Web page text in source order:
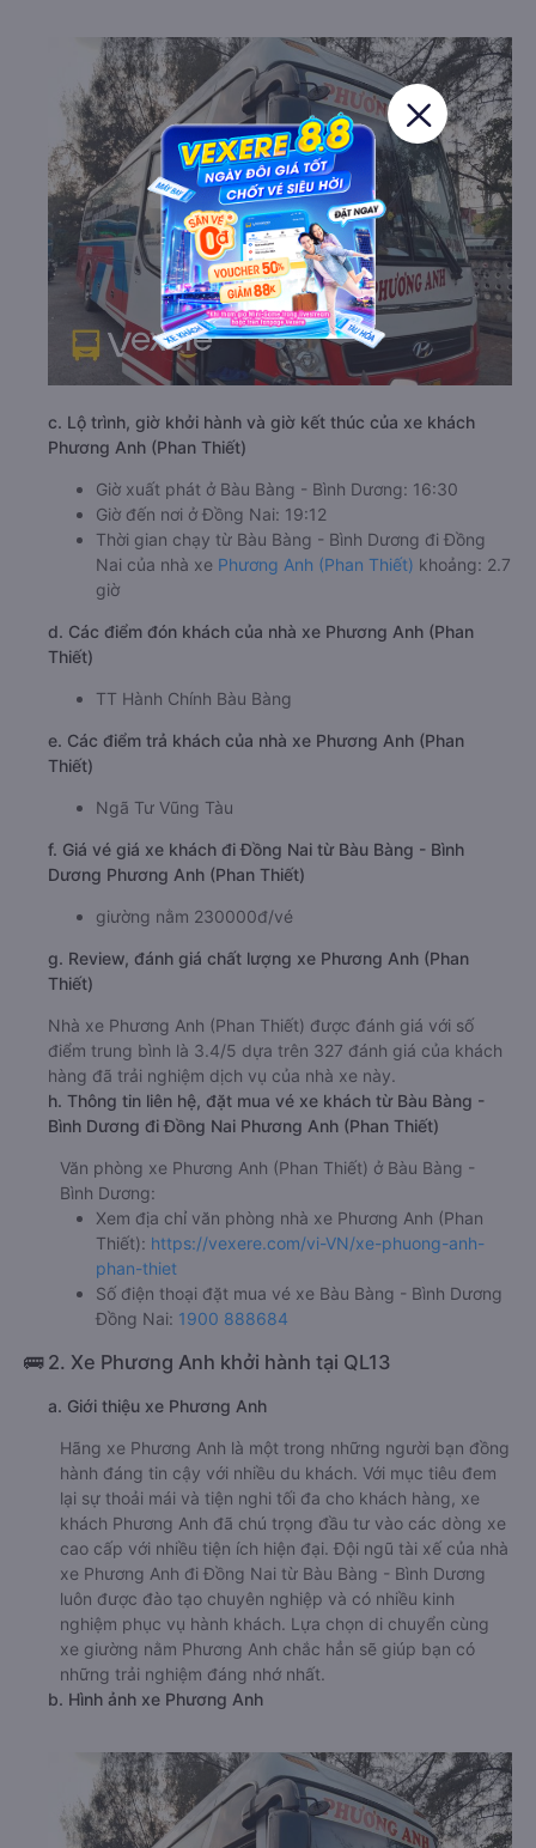
c. Lộ trình, giờ khởi hành và giờ kết thúc của xe khách
Phương Anh (Phan Thiết)
Giờ xuất phát ở Bàu Bàng - Bình Dương: 16:30
Giờ đến nơi ở Đồng Nai: 19:12
Thời gian chạy từ Bàu Bàng - Bình Dương đi Đồng
Nai của nhà xe Phương Anh (Phan Thiết) khoảng: 2.7
giờ
d. Các điểm đón khách của nhà xe Phương Anh (Phan
Thiết)
TT Hành Chính Bàu Bàng
e. Các điểm trả khách của nhà xe Phương Anh (Phan
Thiết)
Ngã Tư Vũng Tàu
f. Giá vé giá xe khách đi Đồng Nai từ Bàu Bàng - Bình
Dương Phương Anh (Phan Thiết)
giường nằm 230000đ/vé
g. Review, đánh giá chất lượng xe Phương Anh (Phan
Thiết)
Nhà xe Phương Anh (Phan Thiết) được đánh giá với số
điểm trung bình là 3.4/5 dựa trên 327 đánh giá của khách
hàng đã trải nghiệm dịch vụ của nhà xe này.
h. Thông tin liên hệ, đặt mua vé xe khách từ Bàu Bàng -
Bình Dương đi Đồng Nai Phương Anh (Phan Thiết)
Văn phòng xe Phương Anh (Phan Thiết) ở Bàu Bàng -
Bình Dương:
Xem địa chỉ văn phòng nhà xe Phương Anh (Phan
Thiết): https://vexere.com/vi-VN/xe-phuong-anh-
phan-thiet
Số điện thoại đặt mua vé xe Bàu Bàng - Bình Dương
Đồng Nai: 1900 888684
🚌 2. Xe Phương Anh khởi hành tại QL13
a. Giới thiệu xe Phương Anh
Hãng xe Phương Anh là một trong những người bạn đồng
hành đáng tin cậy với nhiều du khách. Với mục tiêu đem
lại sự thoải mái và tiện nghi tối đa cho khách hàng, xe
khách Phương Anh đã chú trọng đầu tư vào các dòng xe
cao cấp với nhiều tiện ích hiện đại. Đội ngũ tài xế của nhà
xe Phương Anh đi Đồng Nai từ Bàu Bàng - Bình Dương
luôn được đào tạo chuyên nghiệp và có nhiều kinh
nghiệm phục vụ hành khách. Lựa chọn di chuyển cùng
xe giường nằm Phương Anh chắc hẳn sẽ giúp bạn có
những trải nghiệm đáng nhớ nhất.
b. Hình ảnh xe Phương Anh